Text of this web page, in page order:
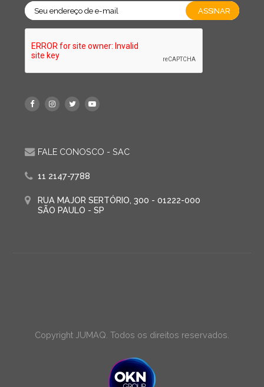
FALE CONOSCO - SAC
11 2147-7788
RUA MAJOR SERTÓRIO, 300 - 01222-000
SÃO PAULO - SP
Copyright JUMAQ. Todos os direitos reservados.